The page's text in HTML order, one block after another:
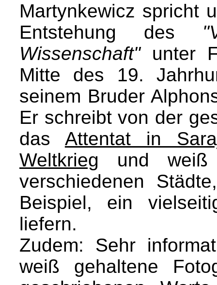
Martynkewicz spricht
Entstehung des
Wissenschaft"unter
Mitte des 19.
seinem Bruder
Er schreibt von der
das Attentat in
Weltkrieg und weiß
verschiedenen
Beispiel, ein
liefern.
Zudem: Sehr
weiß gehaltene